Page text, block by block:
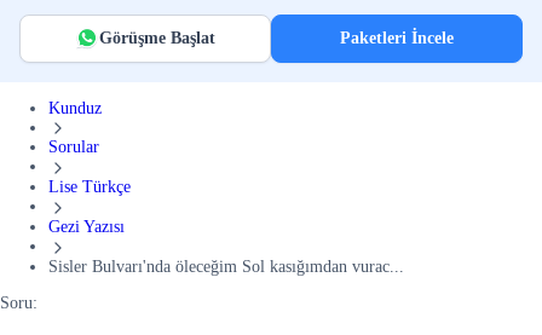
Görüşme Başlat Paketleri İncele
Kunduz
Sorular
Lise Türkçe
Gezi Yazısı
Sisler Bulvarı'nda öleceğim Sol kasığımdan vurac...
Soru: